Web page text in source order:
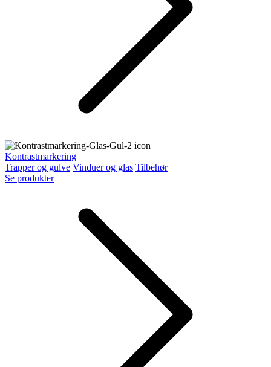
Kontrastmarkering
Trapper og gulve Vinduer og glas Tilbehør
Se produkter